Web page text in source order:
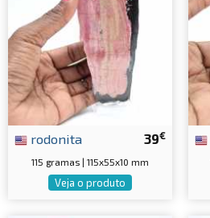
39€
rodonita
115 gramas | 115x55x10 mm
Veja o produto